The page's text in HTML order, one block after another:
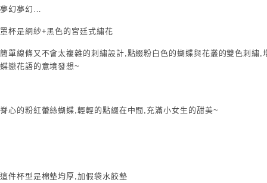
夢幻夢幻…
罩杯是網紗+黑色的宮廷式繡花
簡單線條又不會太複雜的刺繡設計,點綴粉白色的蝴蝶與花叢的雙色刺繡,
蝶戀花語的意境發想~
脊心的粉紅蕾絲蝴蝶,輕輕的點綴在中間,充滿小女生的甜美~
這件杯型是棉墊均厚,加假袋水餃墊